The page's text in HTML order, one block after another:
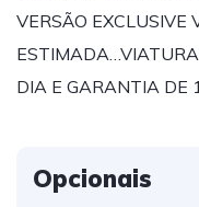
VERSÃO
DIA E GARANTIA DE
Opcionais